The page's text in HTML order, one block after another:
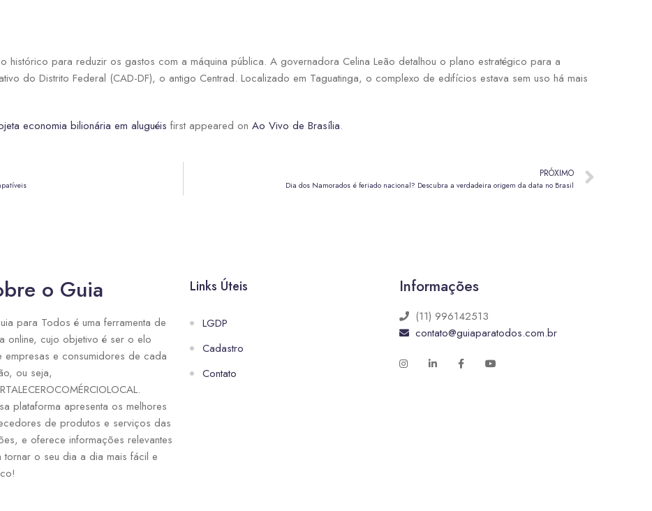
histórico para reduzir os gastos com a máquina pública. A governadora Celina Leão detalhou o plano estratégico para a
do Distrito Federal (CAD-DF), o antigo Centrad. Localizado em Taguatinga, o complexo de edifícios estava sem uso há mais
economia bilionária em aluguéis first appeared on Ao Vivo de Brasília.
PRÓXIMO
Dia dos Namorados é feriado nacional? Descubra a verdadeira origem da data no Brasil
o Guia
para Todos é uma ferramenta de
online, cujo objetivo é ser o elo
empresas e consumidores de cada
ou seja,
plataforma apresenta os melhores
de produtos e serviços das
e oferece informações relevantes
tornar o seu dia a dia mais fácil e
Links Úteis
LGDP
Cadastro
Contato
Informações
(11) 996142513
contato@guiaparatodos.com.br